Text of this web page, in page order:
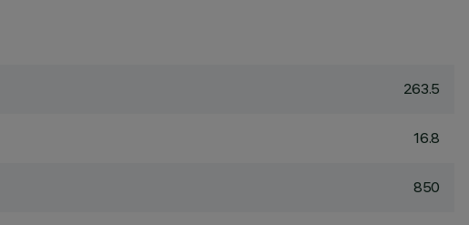
263.5
16.8
850